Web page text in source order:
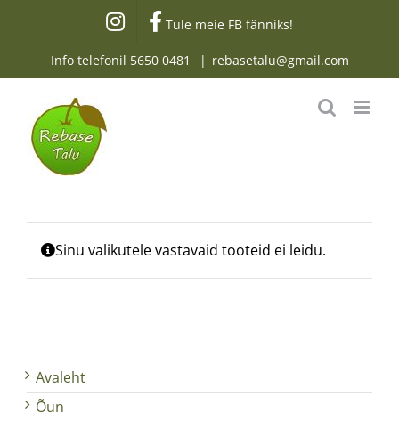
Tule meie FB fänniks!
Info telefonil 5650 0481 | rebasetalu@gmail.com
Sinu valikutele vastavaid tooteid ei leidu.
Avaleht
Õun